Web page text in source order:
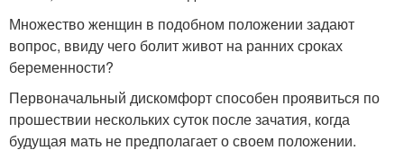
Множество женщин в подобном положении задают
вопрос, ввиду чего болит живот на ранних сроках
беременности?
Первоначальный дискомфорт способен проявиться по
прошествии нескольких суток после зачатия, когда
будущая мать не предполагает о своем положении.